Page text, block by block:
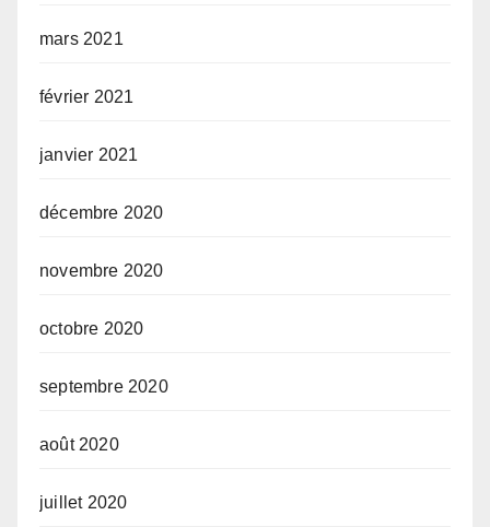
mars 2021
février 2021
janvier 2021
décembre 2020
novembre 2020
octobre 2020
septembre 2020
août 2020
juillet 2020